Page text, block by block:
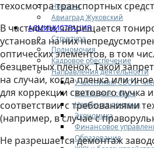
Новости
Авиаград Жуковский
АДМИНИСТРАЦИЯ
Структура
Полномочия
Кадровое обеспечение
Направления деятельности
Участникам СВО и
Жилищная сфера
Наружная реклама
Экономика
Финансовое
Образование
техосмотра транспортных
В частности, запрещается
установка на них
оптических элементов, в том
безцветных пленок. Такой
на случаи, когда пленка или
для коррекции светового пучка
соответствии с требованиями
(например, в случае с
Не разрешается демонтаж